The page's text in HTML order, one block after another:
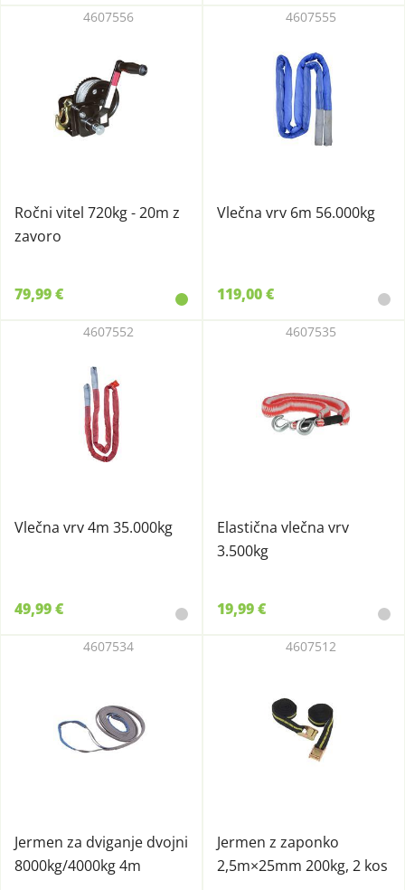
Ročni vitel 720kg - 20m z
zavoro
4607556
79,99 €
Vlečna vrv 6m 56.000kg
4607555
119,00 €
Vlečna vrv 4m 35.000kg
4607552
49,99 €
Elastična vlečna vrv
3.500kg
4607535
19,99 €
Jermen za dviganje dvojni
8000kg/4000kg 4m
4607534
Jermen z zaponko
2,5m×25mm 200kg, 2 kos
4607512